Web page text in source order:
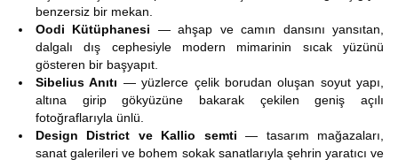
benzersiz bir mekan.
Oodi Kütüphanesi — ahşap ve camın dansını yansıtan,
dalgalı dış cephesiyle modern mimarinin sıcak yüzünü
gösteren bir başyapıt.
Sibelius Anıtı — yüzlerce çelik borudan oluşan soyut yapı,
altına girip gökyüzüne bakarak çekilen geniş açılı
fotoğraflarıyla ünlü.
Design District ve Kallio semti — tasarım mağazaları,
sanat galerileri ve bohem sokak sanatlarıyla şehrin yaratıcı ve